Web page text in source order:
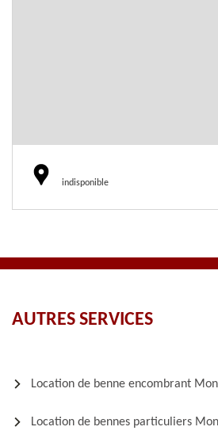
indisponible
AUTRES SERVICES
Location de benne encombrant
Location de bennes particuliers